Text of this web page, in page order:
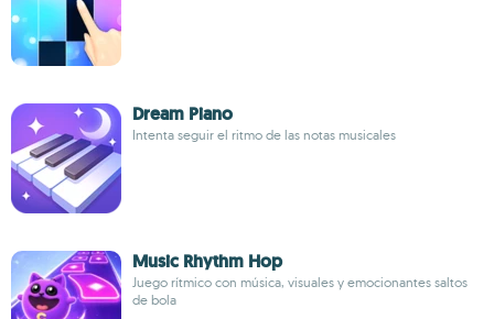
Dream Piano
Intenta seguir el ritmo de las notas musicales
Music Rhythm Hop
Juego rítmico con música, visuales y emocionantes saltos
de bola